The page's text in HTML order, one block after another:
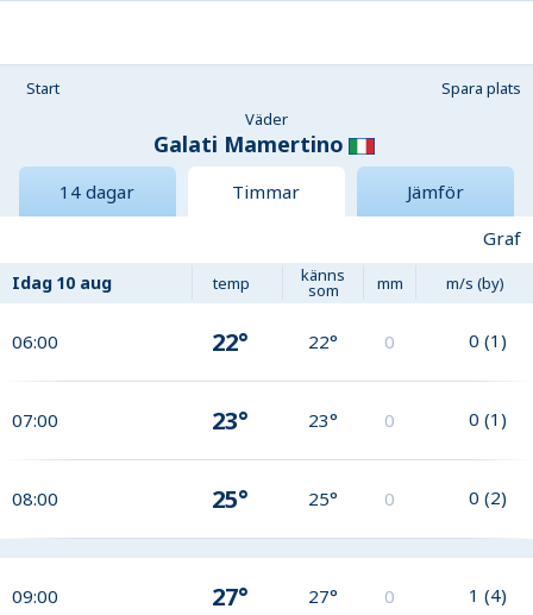
Start
Spara plats
Väder
Galati Mamertino
14 dagar Timmar
Jämför
Graf
Idag 10 aug temp känns
som mm m/s (by)
06:00 22° 22° 0 0 (1)
07:00 23° 23° 0 0 (1)
08:00 25° 25° 0 0 (2)
09:00 27° 27° 0 1 (4)